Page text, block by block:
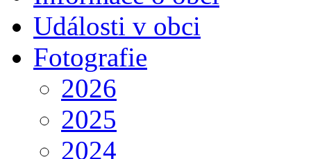
Události v obci
Fotografie
2026
2025
2024